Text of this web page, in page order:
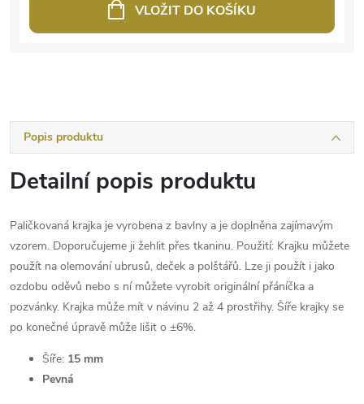
VLOŽIT DO KOŠÍKU
Popis produktu
Detailní popis produktu
Paličkovaná krajka je vyrobena z bavlny a je doplněna zajímavým
vzorem. Doporučujeme ji žehlit přes tkaninu. Použití: Krajku můžete
použít na olemování ubrusů, deček a polštářů. Lze ji použít i jako
ozdobu oděvů nebo s ní můžete vyrobit originální přáníčka a
pozvánky. Krajka může mít v návinu 2 až 4 prostřihy. Šíře krajky se
po konečné úpravě může lišit o ±6%.
Šíře: 15 mm
Pevná